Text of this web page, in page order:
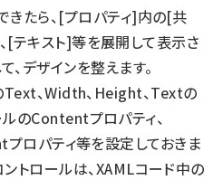
きたら、[プロパティ]内の[共
[テキスト]等を展開して表示さ
デザインを整えます。
、Width、Height、Textの
のContentプロパティ、
ロパティ等を設定しておきま
ントロールは、XAMLコード中の